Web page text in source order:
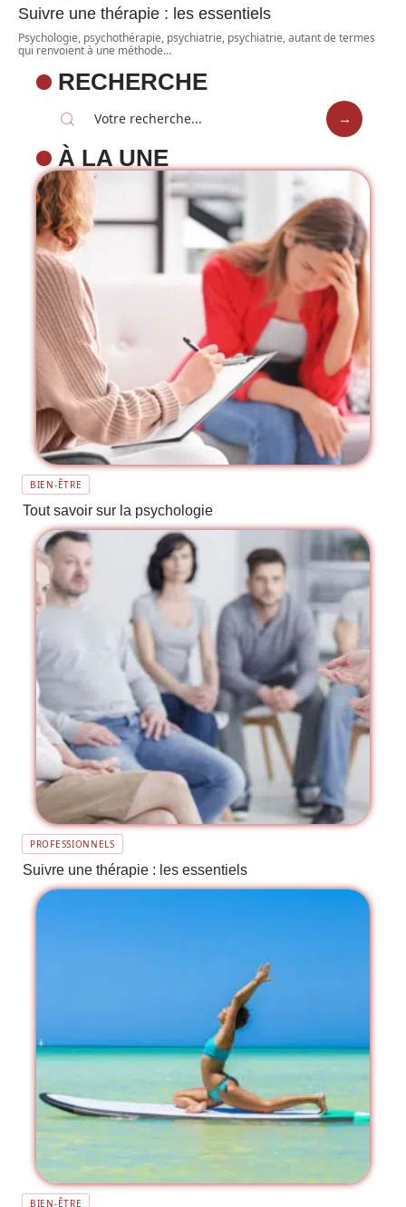
Suivre une thérapie : les essentiels
Psychologie, psychothérapie, psychiatrie, psychiatrie, autant de termes
qui renvoient à une méthode…
RECHERCHE
À LA UNE
BIEN-ÊTRE
Tout savoir sur la psychologie
PROFESSIONNELS
Suivre une thérapie : les essentiels
BIEN-ÊTRE